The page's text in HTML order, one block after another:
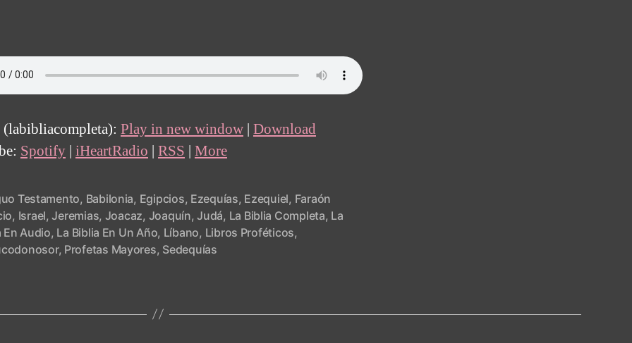
(labibliacompleta): Play in new window | Download
Spotify | iHeartRadio | RSS | More
Testamento, Babilonia, Egipcios, Ezequías, Ezequiel, Faraón
, Israel,Jeremias, Joacaz, Joaquín,Judá, La Biblia Completa, La
En Audio, La Biblia En Un Año, Líbano, Libros Proféticos,
, Profetas Mayores, Sedequías